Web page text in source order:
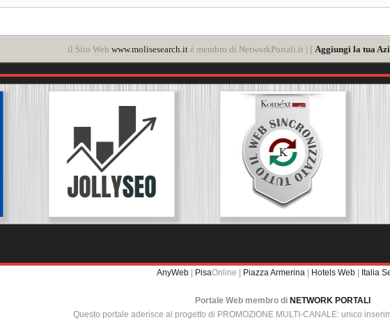
il Sito Web www.molisesearch.itè membro di NetworkPortali.it | [ Aggiungi la tua
AnyWeb | PisaOnline | Piazza Armerina | Hotels Web | Italia
Portale Web membro di NETWORK PORTALI
Questo portale aderisce al progetto di PROMOZIONE MULTI-CANALE: unico